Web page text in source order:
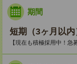
期間
短期（3ヶ月以内
【現在も積極採用中！急